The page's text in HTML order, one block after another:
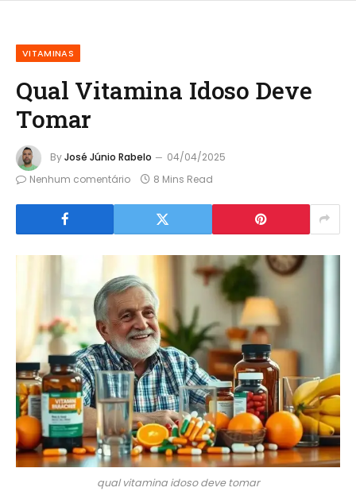
VITAMINAS
Qual Vitamina Idoso Deve
Tomar
ByJosé Júnio Rabelo
04/04/2025
Nenhum comentário
8 Mins Read
qual vitamina idoso deve tomar